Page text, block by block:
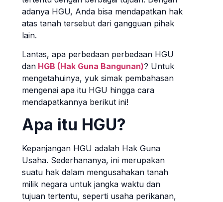
adanya HGU, Anda bisa mendapatkan hak
atas tanah tersebut dari gangguan pihak
lain.
Lantas, apa perbedaan perbedaan HGU
dan HGB (Hak Guna Bangunan)? Untuk
mengetahuinya, yuk simak pembahasan
mengenai apa itu HGU hingga cara
mendapatkannya berikut ini!
Apa itu HGU?
Kepanjangan HGU adalah Hak Guna
Usaha. Sederhananya, ini merupakan
suatu hak dalam mengusahakan tanah
milik negara untuk jangka waktu dan
tujuan tertentu, seperti usaha perikanan,